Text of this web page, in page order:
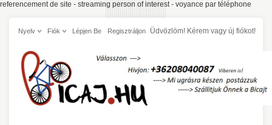
referencement de site - streaming person of interest- voyance par téléphone
Nyelv Fiók Üdvözlöm! Kérem
Lépjen Be vagy
Regisztráljon új fiókot!